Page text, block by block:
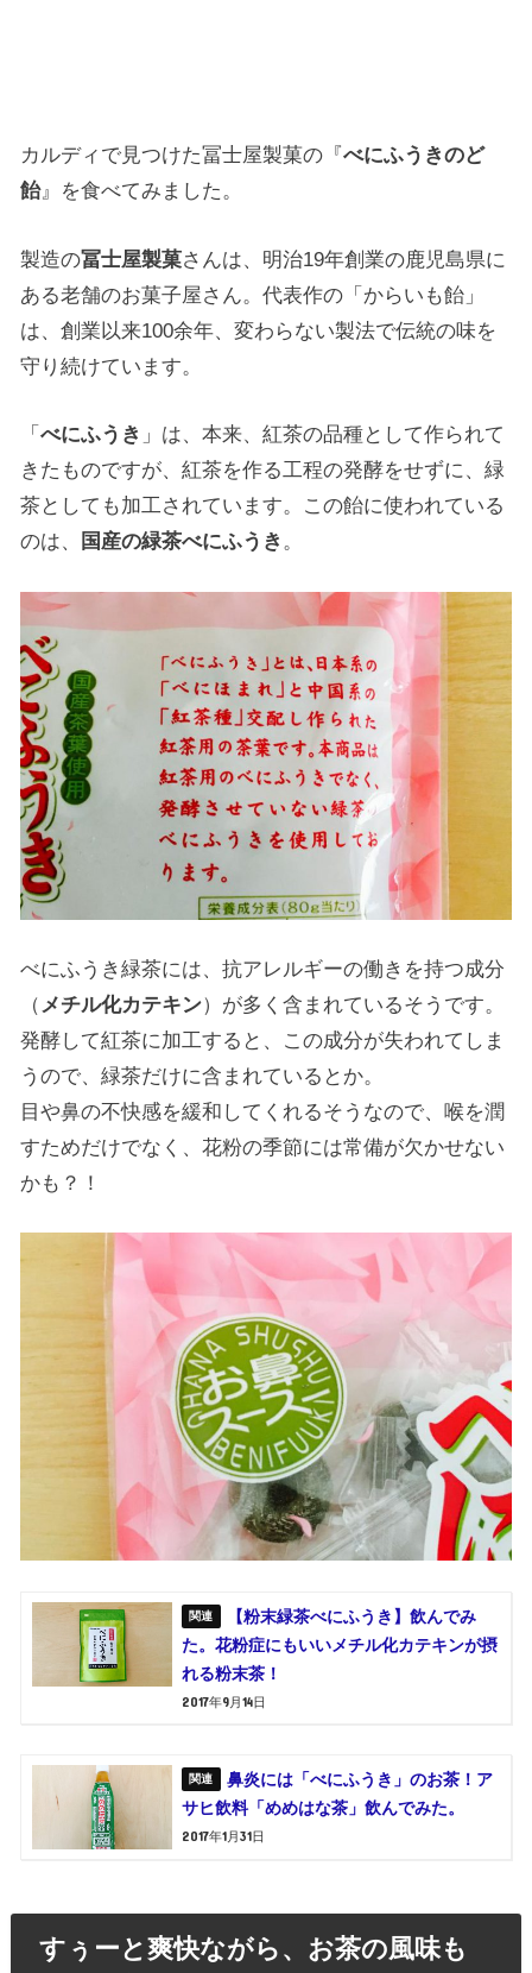
カルディで見つけた冨士屋製菓の『べにふうきのど
飴』を食べてみました。
製造の冨士屋製菓さんは、明治19年創業の鹿児島県に
ある老舗のお菓子屋さん。代表作の「からいも飴」
は、創業以来100余年、変わらない製法で伝統の味を
守り続けています。
「べにふうき 」は、本来、紅茶の品種として作られて
きたものですが、紅茶を作る工程の発酵をせずに、緑
茶としても加工されています。この飴に使われている
のは、
国産の緑茶べにふうき 。
べにふうき緑茶には、抗アレルギーの働きを持つ成分
（ メチル化カテキン）が多く含まれているそうです。
発酵して紅茶に加工すると、この成分が失われてしま
うので、緑茶だけに含まれているとか。
目や鼻の不快感を緩和してくれるそうなので、喉を潤
すためだけでなく、花粉の季節には常備が欠かせない
かも？！
【粉末緑茶べにふうき】飲んでみ
た。花粉症にもいいメチル化カテキンが摂
れる粉末茶！
2017年9月14日
鼻炎には「べにふうき」のお茶！ア
サヒ飲料「めめはな茶」飲んでみた。
2017年1月31日
すぅーと爽快ながら、お茶の風味も